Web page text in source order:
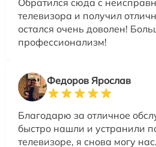
Обратился сюда с
телевизора и получил
остался очень доволен!
профессионализм!
Федоров Ярослав
Благодарю за отличное
быстро нашли и устранили
телевизоре, я снова могу